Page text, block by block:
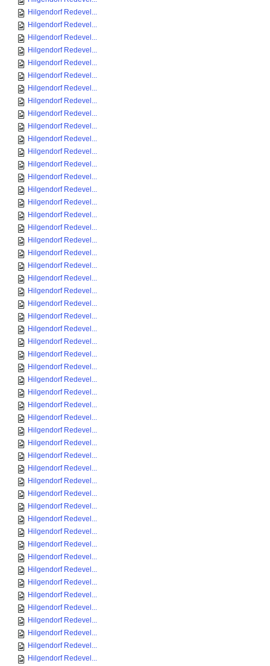
Hilgendorf Redevel...
Hilgendorf Redevel...
Hilgendorf Redevel...
Hilgendorf Redevel...
Hilgendorf Redevel...
Hilgendorf Redevel...
Hilgendorf Redevel...
Hilgendorf Redevel...
Hilgendorf Redevel...
Hilgendorf Redevel...
Hilgendorf Redevel...
Hilgendorf Redevel...
Hilgendorf Redevel...
Hilgendorf Redevel...
Hilgendorf Redevel...
Hilgendorf Redevel...
Hilgendorf Redevel...
Hilgendorf Redevel...
Hilgendorf Redevel...
Hilgendorf Redevel...
Hilgendorf Redevel...
Hilgendorf Redevel...
Hilgendorf Redevel...
Hilgendorf Redevel...
Hilgendorf Redevel...
Hilgendorf Redevel...
Hilgendorf Redevel...
Hilgendorf Redevel...
Hilgendorf Redevel...
Hilgendorf Redevel...
Hilgendorf Redevel...
Hilgendorf Redevel...
Hilgendorf Redevel...
Hilgendorf Redevel...
Hilgendorf Redevel...
Hilgendorf Redevel...
Hilgendorf Redevel...
Hilgendorf Redevel...
Hilgendorf Redevel...
Hilgendorf Redevel...
Hilgendorf Redevel...
Hilgendorf Redevel...
Hilgendorf Redevel...
Hilgendorf Redevel...
Hilgendorf Redevel...
Hilgendorf Redevel...
Hilgendorf Redevel...
Hilgendorf Redevel...
Hilgendorf Redevel...
Hilgendorf Redevel...
Hilgendorf Redevel...
Hilgendorf Redevel...